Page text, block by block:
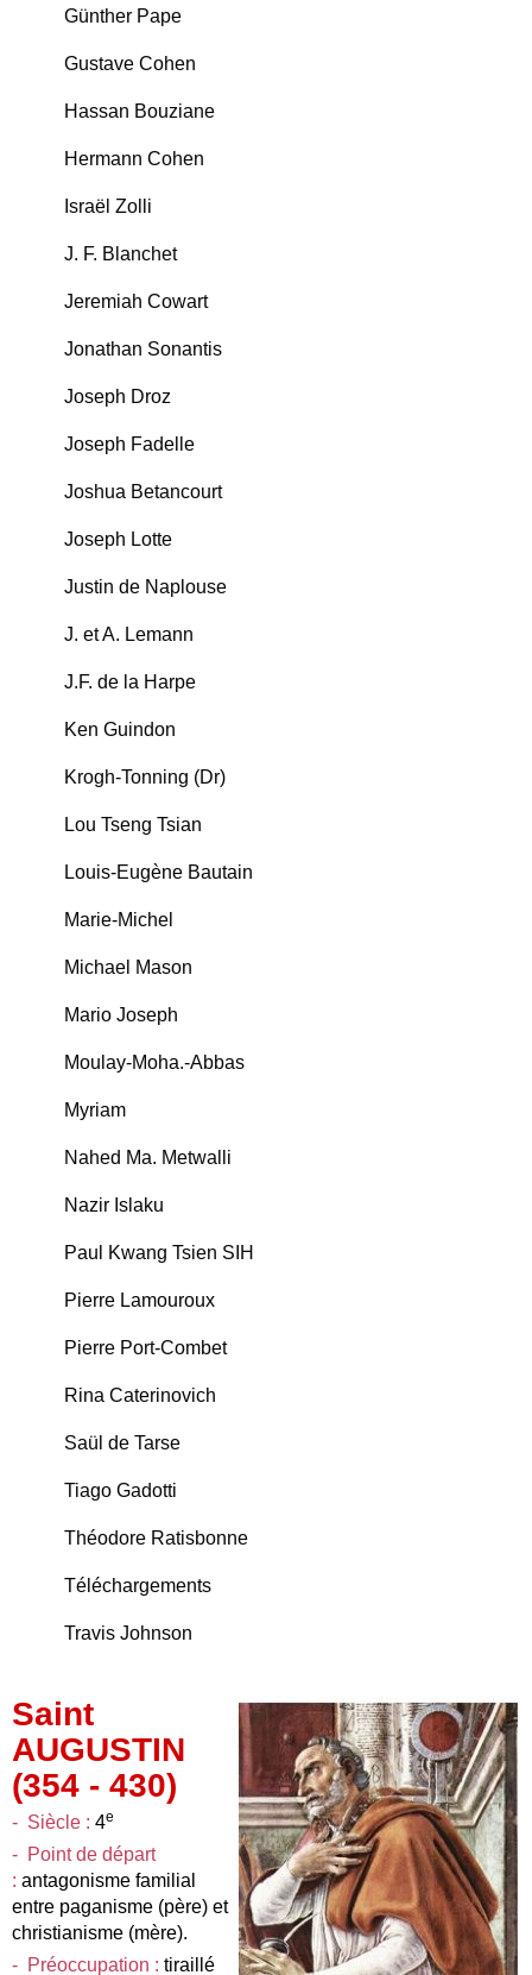
Günther Pape
Gustave Cohen
Hassan Bouziane
Hermann Cohen
Israël Zolli
J. F. Blanchet
Jeremiah Cowart
Jonathan Sonantis
Joseph Droz
Joseph Fadelle
Joshua Betancourt
Joseph Lotte
Justin de Naplouse
J. et A. Lemann
J.F. de la Harpe
Ken Guindon
Krogh-Tonning (Dr)
Lou Tseng Tsian
Louis-Eugène Bautain
Marie-Michel
Michael Mason
Mario Joseph
Moulay-Moha.-Abbas
Myriam
Nahed Ma. Metwalli
Nazir Islaku
Paul Kwang Tsien SIH
Pierre Lamouroux
Pierre Port-Combet
Rina Caterinovich
Saül de Tarse
Tiago Gadotti
Théodore Ratisbonne
Téléchargements
Travis Johnson
Saint
AUGUSTIN
(354 - 430)
- Siècle : 4e
- Point de départ
: antagonisme familial
entre paganisme (père) et
christianisme (mère).
- Préoccupation : tiraillé